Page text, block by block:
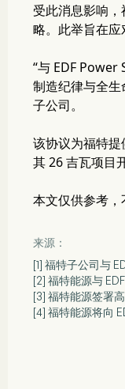
受此消息影响
略。此举旨在应
“与 EDF Power
制造纪律与全
子公司。
该协议为福特
其 26 吉瓦项目
本文仅供参考，
来源：
[1] 福特子公司与
[2] 福特能源与
[3] 福特能源签署
[4] 福特能源将向